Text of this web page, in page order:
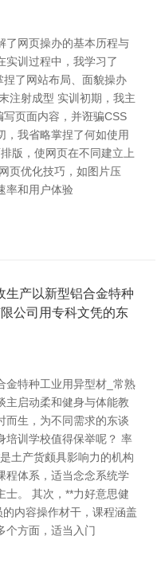
了网页操办的基本历程与
实训过程中，我学习了
了网站布局、面貌操办
注射成型 实训初期，我主
页面内容，并诳骗CSS
，我省略掌捏了何如使用
版，使网页在不同建立上
页优化技巧，如图片压
率和用户体验
生产以新型铝合金特种
公司用专科文凭的东
金特种工业用异型材_常熟
主启动柔和健身与体能教
而生，为不同需求的东谈
培训学校值得保举呢？ 率
土产货颇具影响力的机构
程体系，适当念念系统学
士。 其次，**力好意思健
内容操作材干，课程涵盖
个方面，适当入门